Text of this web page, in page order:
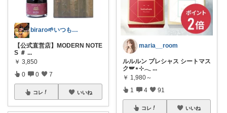
biraro🌱いつもありがとう♡
【公式直営店】MODERN NOTE
S ＃ ...
￥ 3,850
0 0 7
コレ いいね
maria__room
ルルルン プレシャス シートマス
ク🪽⋆⊹𓂃 ...
￥ 1,980～
1 4 91
コレ いいね